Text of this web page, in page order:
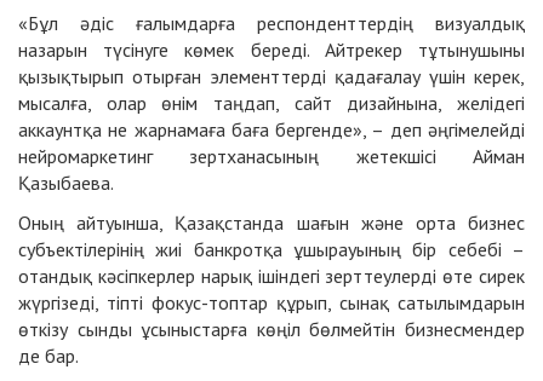
«Бұл әдіс ғалымдарға респонденттердің визуалдық
назарын түсінуге көмек береді. Айтрекер тұтынушыны
қызықтырып отырған элементтерді қадағалау үшін керек,
мысалға, олар өнім таңдап, сайт дизайнына, желідегі
аккаунтқа не жарнамаға баға бергенде», – деп әңгімелейді
нейромаркетинг зертханасының жетекшісі Айман
Қазыбаева.
Оның айтуынша, Қазақстанда шағын және орта бизнес
субъектілерінің жиі банкротқа ұшырауының бір себебі –
отандық кәсіпкерлер нарық ішіндегі зерттеулерді өте сирек
жүргізеді, тіпті фокус-топтар құрып, сынақ сатылымдарын
өткізу сынды ұсыныстарға көңіл бөлмейтін бизнесмендер
де бар.